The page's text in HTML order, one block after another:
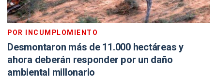
POR INCUMPLOMIENTO
Desmontaron más de 11.000 hectáreas y
ahora deberán responder por un daño
ambiental millonario